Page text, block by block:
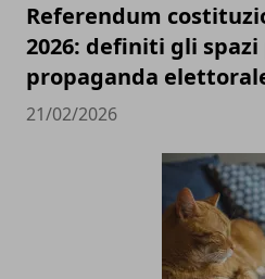
Referendum
2026: definiti gli spazi
propaganda
21/02/2026